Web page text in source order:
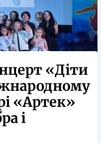
«Діти
«Артек»
і